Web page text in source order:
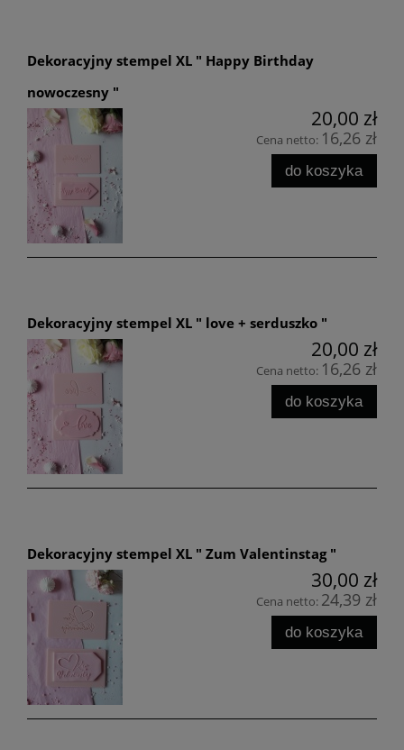
Dekoracyjny stempel XL " Happy Birthday
nowoczesny "
20,00 zł
Cena netto: 16,26 zł
do koszyka
Dekoracyjny stempel XL " love + serduszko "
20,00 zł
Cena netto: 16,26 zł
do koszyka
Dekoracyjny stempel XL " Zum Valentinstag "
30,00 zł
Cena netto: 24,39 zł
do koszyka